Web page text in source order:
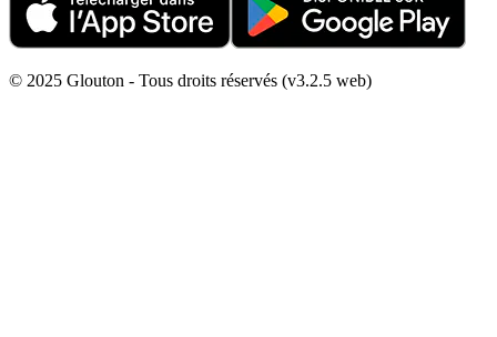
© 2025 Glouton - Tous droits réservés (v3.2.5 web)